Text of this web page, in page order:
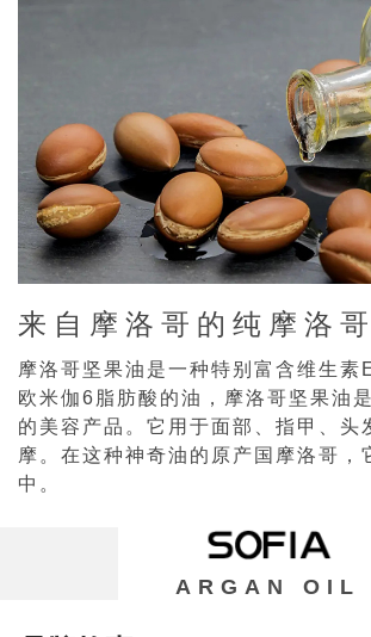
来自摩洛哥的纯摩洛
摩洛哥坚果油是一种特别富含维生素
欧米伽6脂肪酸的油，摩洛哥坚果油
的美容产品。它用于面部、指甲、头
摩。在这种神奇油的原产国摩洛哥，
中。
ARGAN OIL